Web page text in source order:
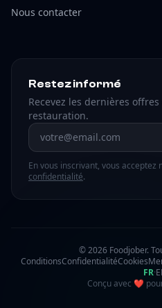
Nous contacter
Restez informé
Recevez les dernières
restauration.
Adresse email
En vous inscrivant, vous acceptez
confidentialité.
© 2026 Foodjober.
ConditionsConfidentialitéCookies
FR·
Conçu avec ❤